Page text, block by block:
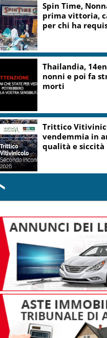
Fontana:
per offese a
Ultimatum della
all’Italia:
Schengen o ci
Caldo in leggero
e domenica 19